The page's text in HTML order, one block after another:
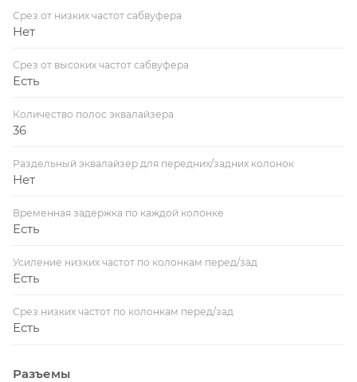
Срез от низких частот сабвуфера
Нет
Срез от высоких частот сабвуфера
Есть
Количество полос эквалайзера
36
Раздельный эквалайзер для передних/задних колонок
Нет
Временная задержка по каждой колонке
Есть
Усиление низких частот по колонкам перед/зад
Есть
Срез низких частот по колонкам перед/зад
Есть
Разъемы